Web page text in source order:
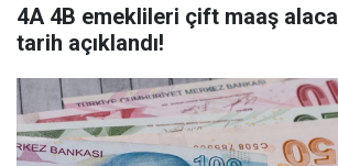
4A 4B emeklileri çift maaş
tarih açıklandı!